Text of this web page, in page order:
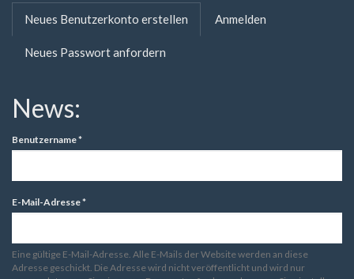
Primäre
Reiter
Neues Benutzerkonto erstellen (aktiver
Reiter)
Anmelden
Neues Passwort anfordern
News:
Benutzername*
E-Mail-Adresse*
Eine gültige E-Mail-Adresse. Alle E-Mails der Website werden an diese
Adresse geschickt. Die Adresse wird nicht veröffentlicht und wird nur